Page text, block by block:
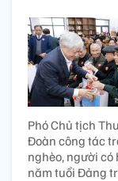
Phó Chủ tịch
Đoàn công tác
nghèo, người
năm tuổi Đảng